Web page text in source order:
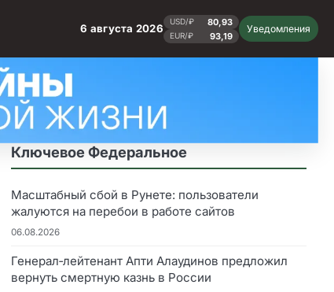
6 августа 2026
USD/₽ 80,93
EUR/₽ 93,19
Уведомления
Ключевое Федеральное
Масштабный сбой в Рунете: пользователи
жалуются на перебои в работе сайтов
06.08.2026
Генерал‑лейтенант Апти Алаудинов предложил
вернуть смертную казнь в России